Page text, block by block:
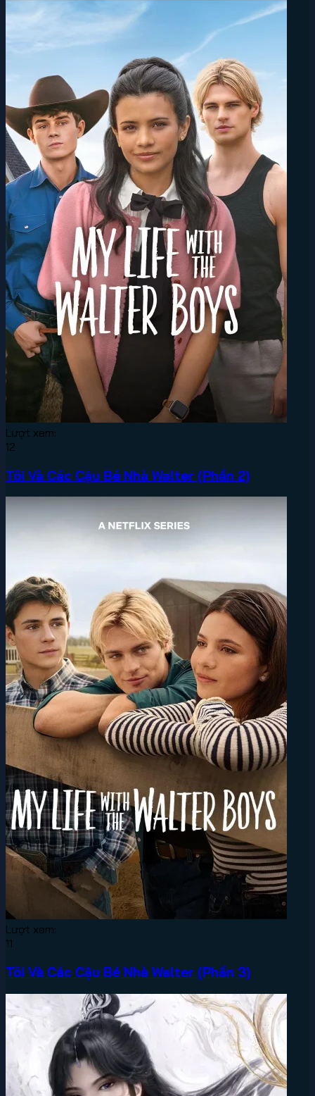
Lượt xem:
12
Tôi Và Các Cậu Bé Nhà Walter (Phần 2)
Lượt xem:
11
Tôi Và Các Cậu Bé Nhà Walter (Phần 3)